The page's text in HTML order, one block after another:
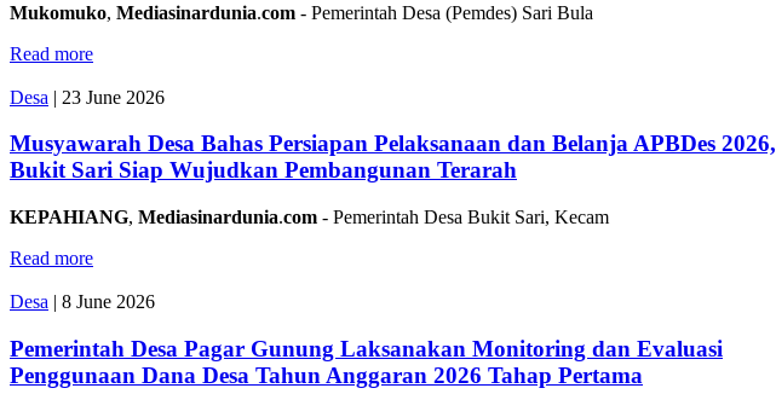
Mukomuko, Mediasinardunia.com - Pemerintah Desa (Pemdes) Sari Bula
Read more
Desa | 23 June 2026
Musyawarah Desa Bahas Persiapan Pelaksanaan dan Belanja APBDes 2026,
Bukit Sari Siap Wujudkan Pembangunan Terarah
KEPAHIANG, Mediasinardunia.com - Pemerintah Desa Bukit Sari, Kecam
Read more
Desa | 8 June 2026
Pemerintah Desa Pagar Gunung Laksanakan Monitoring dan Evaluasi
Penggunaan Dana Desa Tahun Anggaran 2026 Tahap Pertama